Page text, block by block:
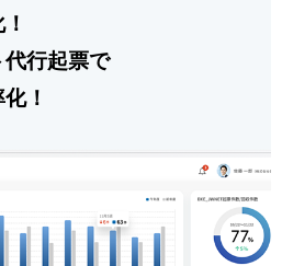
代行起票で
！